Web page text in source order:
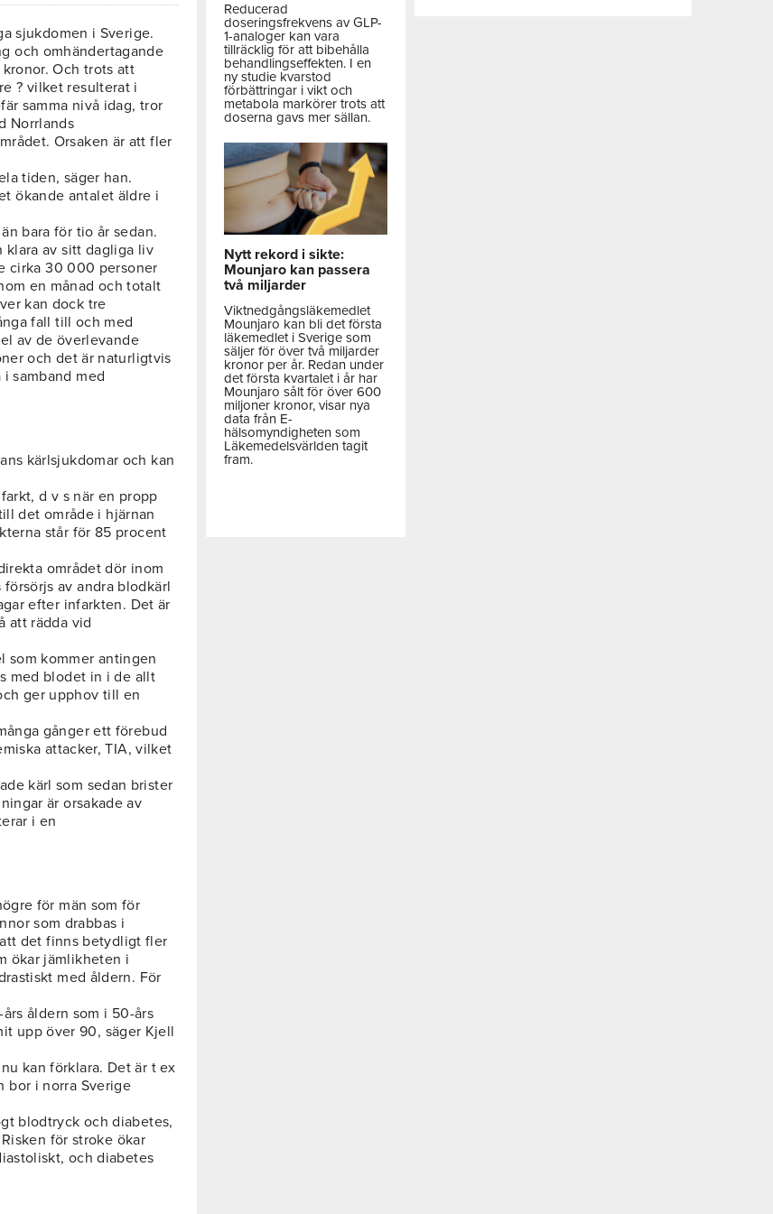
sjukdomen i Sverige.
och omhändertagande
Och trots att
? vilket resulterat i
samma nivå idag, tror
Norrlands
Orsaken är att fler
tiden, säger han.
ökande antalet äldre i
bara för tio år sedan.
klara av sitt dagliga liv
cirka 30 000 personer
en månad och totalt
kan dock tre
fall till och med
av de överlevande
och det är naturligtvis
samband med
kärlsjukdomar och kan
d v s när en propp
det område i hjärnan
står för 85 procent
området dör inom
av andra blodkärl
efter infarkten. Det är
att rädda vid
som kommer antingen
med blodet in i de allt
ger upphov till en
gånger ett förebud
attacker, TIA, vilket
kärl som sedan brister
är orsakade av
i en
för män som för
som drabbas i
det finns betydligt fler
ökar jämlikheten i
med åldern. För
åldern som i 50-års
upp över 90, säger Kjell
kan förklara. Det är t ex
bor i norra Sverige
blodtryck och diabetes,
för stroke ökar
och diabetes
Reducerad
doseringsfrekvens av GLP-
1-analoger kan vara
tillräcklig för att bibehålla
behandlingseffekten. I en
ny studie kvarstod
förbättringar i vikt och
metabola markörer trots att
doserna gavs mer sällan.
Nytt rekord i sikte:
Mounjaro kan passera
två miljarder
Viktnedgångsläkemedlet
Mounjaro kan bli det första
läkemedlet i Sverige som
säljer för över två miljarder
kronor per år. Redan under
det första kvartalet i år har
Mounjaro sålt för över 600
miljoner kronor, visar nya
data från E-
hälsomyndigheten som
Läkemedelsvärlden tagit
fram.